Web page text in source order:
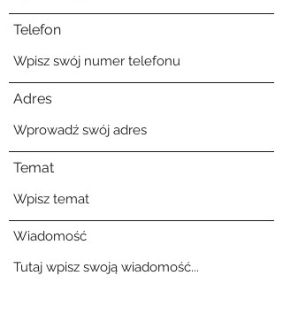
Telefon
Adres
Temat
Wiadomość